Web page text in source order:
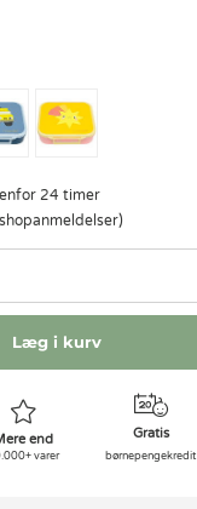
24 timer
Læg i kurv
end
varer
Gratis
børnepengekredit